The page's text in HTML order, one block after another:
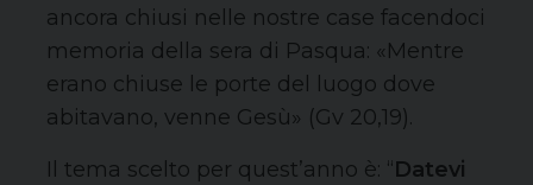
ancora chiusi nelle nostre case facendoci
memoria della sera di Pasqua: «Mentre
erano chiuse le porte del luogo dove
abitavano, venne Gesù» (Gv 20,19).
Il tema scelto per quest’anno è: “Datevi